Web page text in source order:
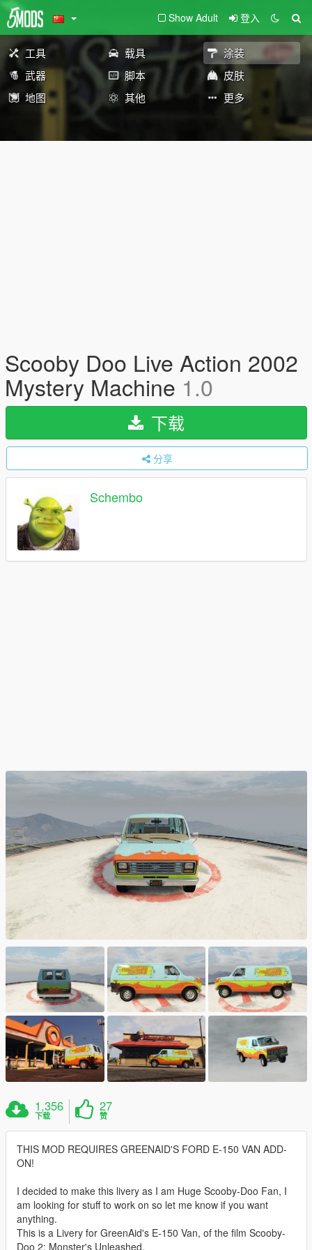
Show Adult 登入
工具 载具
涂装
武器
脚本
皮肤
地图
其他 更多
Scooby Doo Live Action 2002
Mystery Machine 1.0
下载
分享
Schembo
1,356
下载
27
赞
THIS MOD REQUIRES GREENAID'S FORD E-150 VAN ADD-
ON!
I decided to make this livery as I am Huge Scooby-Doo Fan, I
am looking for stuff to work on so let me know if you want
anything.
This is a Livery for GreenAid's E-150 Van, of the film Scooby-
Doo 2: Monster's Unleashed.